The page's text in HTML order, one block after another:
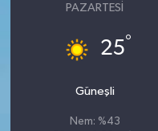
PAZARTESI
25°
Güneşli
Nem: %43